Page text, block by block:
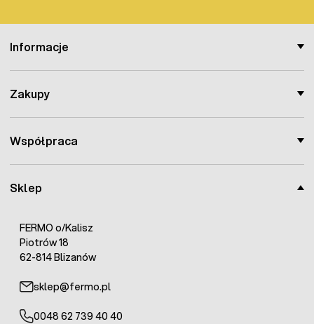
Sklep
FERMO o/Kalisz
Piotrów 18
62-814 Blizanów
sklep@fermo.pl
0048 62 739 40 40
Informacje
Zakupy
Współpraca